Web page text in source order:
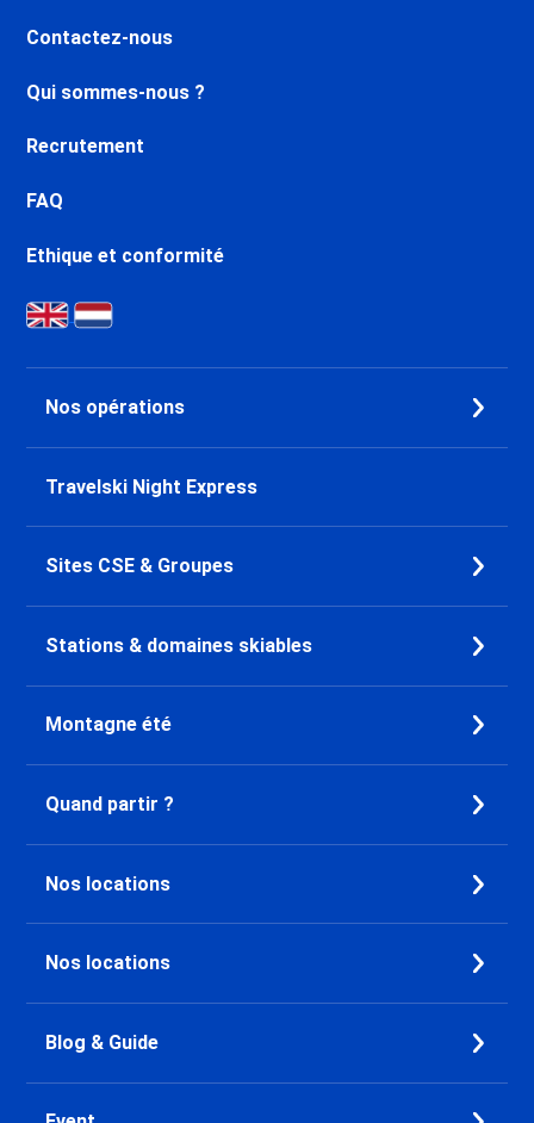
Contactez-nous
Qui sommes-nous ?
Recrutement
FAQ
Ethique et conformité
Nos opérations
Travelski Night Express
Sites CSE & Groupes
Stations & domaines skiables
Montagne été
Quand partir ?
Nos locations
Nos locations
Blog & Guide